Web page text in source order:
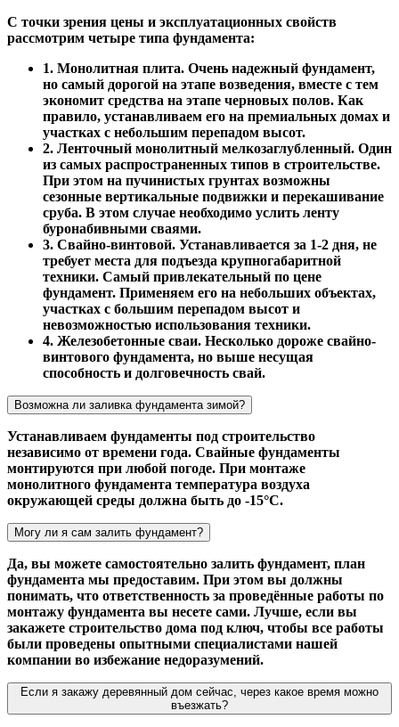
С точки зрения цены и эксплуатационных свойств
рассмотрим четыре типа фундамента:
1. Монолитная плита. Очень надежный фундамент,
но самый дорогой на этапе возведения, вместе с тем
экономит средства на этапе черновых полов. Как
правило, устанавливаем его на премиальных домах и
участках с небольшим перепадом высот.
2. Ленточный монолитный мелкозаглубленный. Один
из самых распространенных типов в строительстве.
При этом на пучинистых грунтах возможны
сезонные вертикальные подвижки и перекашивание
сруба. В этом случае необходимо услить ленту
буронабивными сваями.
3. Свайно-винтовой. Устанавливается за 1-2 дня, не
требует места для подъезда крупногабаритной
техники. Самый привлекательный по цене
фундамент. Применяем его на небольших объектах,
участках с большим перепадом высот и
невозможностью использования техники.
4. Железобетонные сваи. Несколько дороже свайно-
винтового фундамента, но выше несущая
способность и долговечность свай.
Возможна ли заливка фундамента зимой?
Устанавливаем фундаменты под строительство
независимо от времени года. Свайные фундаменты
монтируются при любой погоде. При монтаже
монолитного фундамента температура воздуха
окружающей среды должна быть до -15°С.
Могу ли я сам залить фундамент?
Да, вы можете самостоятельно залить фундамент, план
фундамента мы предоставим. При этом вы должны
понимать, что ответственность за проведённые работы по
монтажу фундамента вы несете сами. Лучше, если вы
закажете строительство дома под ключ, чтобы все работы
были проведены опытными специалистами нашей
компании во избежание недоразумений.
Если я закажу деревянный дом сейчас, через какое время можно
въезжать?